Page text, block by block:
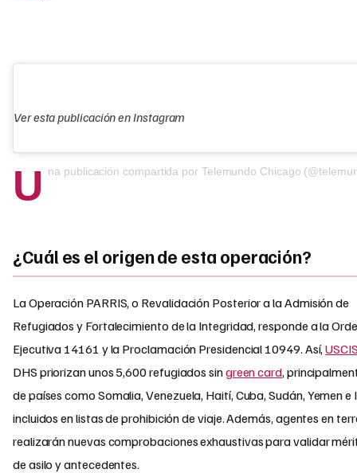
Ver esta publicación en Instagram
U na publicación compartida por Telemundo Chicago
¿Cuál es el origen de esta operación?
La Operación PARRIS, o Revalidación Posterior a la Admisión de
Refugiados y Fortalecimiento de la Integridad, responde a la
Ejecutiva 14161 y la Proclamación Presidencial 10949. Así,
DHS priorizan unos 5,600 refugiados singreen card,
de países como Somalia, Venezuela, Haití, Cuba, Sudán, Yemen e
incluidos en listas de prohibición de viaje. Además, agentes en
realizarán nuevas comprobaciones exhaustivas para validar
de asilo y antecedentes.